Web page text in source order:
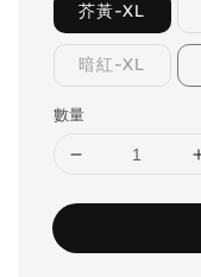
芥黃-XL
暗紅-XL
數量